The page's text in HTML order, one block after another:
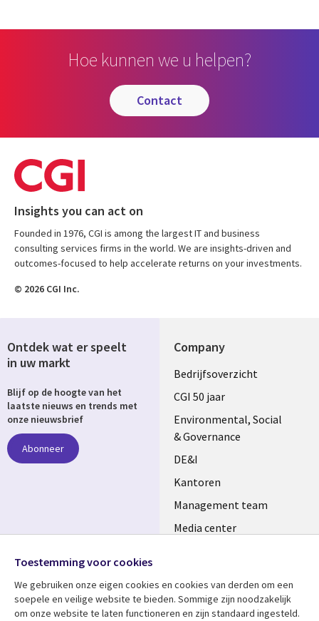
Hoe kunnen we u helpen?
contact
Insights you can act on
Founded in 1976, CGI is among the largest IT and business
consulting services firms in the world. We are insights-driven and
outcomes-focused to help accelerate returns on your investments.
© 2026 CGI Inc.
Company
Useful
links
NETHERLANDS
Bedrijfsoverzicht
CGI 50 jaar
Environmental, Social
& Governance
DE&I
Kantoren
Management team
Media center
Ontdek wat er speelt
in uw markt
Blijf op de hoogte van het
laatste nieuws en trends met
onze nieuwsbrief
Abonneer
Media
NETHERLANDS
Toestemming voor cookies
We gebruiken onze eigen cookies en cookies van derden om een ​​
soepele en veilige website te bieden. Sommige zijn noodzakelijk
om onze website te laten functioneren en zijn standaard ingesteld.